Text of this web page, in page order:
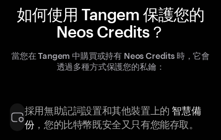
如何使用 Tangem 保護您的
Neos Credits？
當您在 Tangem 中購買或持有 Neos Credits 時，它會
透過多種方式保護您的私鑰：
採用無助記詞設置和其他裝置上的 智慧備
份，您的比特幣既安全又只有您能存取。